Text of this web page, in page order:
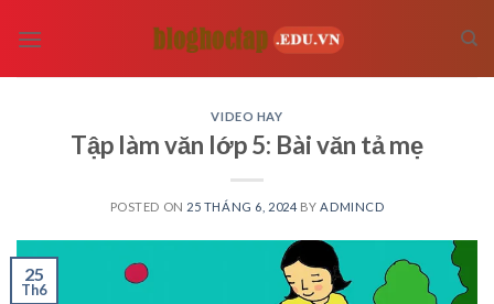
VIDEO HAY
Tập làm văn lớp 5: Bài văn tả mẹ
POSTED ON 25 THÁNG 6, 2024 BY ADMINCD
25
Th6